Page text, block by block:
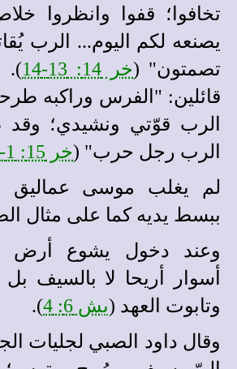
تخافوا؛ قفوا وانظروا
يصنعه لكم اليوم... الرب ي
تصمتون" (خر 14: 13-14
).
قائلين: "الفرس وراكبه
الرب قوّتي ونشيدي؛
الرب رجل حرب" (خر 15: 1-3
لم يغلب موسى عماليق
ببسط يديه كما على مثال
وعند دخول يشوع أرض
أسوار أريحا لا بالسيف بل
وتابوت العهد (يش 6: 4
).
وقال داود الصبي لجليات